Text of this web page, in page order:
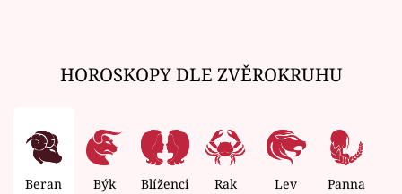
HOROSKOPY DLE ZVĚROKRUHU
Beran Býk Blíženci Rak Lev Panna